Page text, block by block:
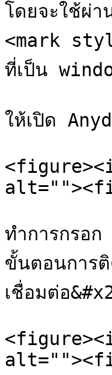
โดยจะใช้ผ่
<mark
ที่เป็น
ให้เปิด
ทำการกรอ
ขั้นตอนการ
เชื่อมต่อ